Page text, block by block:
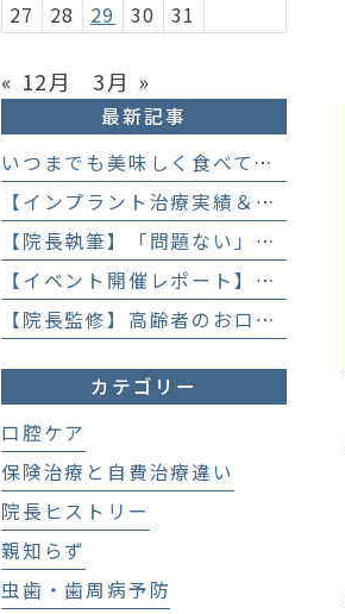
27
28 29 30 31
« 12月 3月 »
最新記事
いつまでも美味しく食べて、楽しく話すために 「お口からはじめる健康長寿教室」を開催します
【インプラント治療実績＆直筆アンケート】「歯医者が怖かった」トラウマを乗り越えて。70歳・介護士女性が手に入れた「晴れ晴れとした笑顔」と人生を支える噛み合わせ】
【院長執筆】「問題ない」と言われ続けた歯の違和感……60代女性が「80歳で20本の自前の歯」を守るために選んだ精密総合治療の全貌
【イベント開催レポート】笑顔がいっぱい！歯科衛生士×管理栄養士がお届けする「親子で楽しむむし歯になりにくいお菓子作り体験」】
【院長監修】高齢者のお口の健康が、全身の健康につながる理由。生涯おいしく食べるための「口内環境検査」とオーダーメイド予防】
カテゴリー
口腔ケア
保険治療と自費治療違い
院長ヒストリー
親知らず
虫歯・歯周病予防